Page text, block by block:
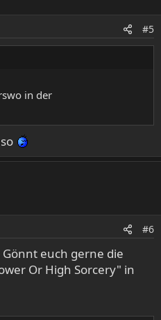
#5
in der
#6
euch gerne die
Or High Sorcery" in